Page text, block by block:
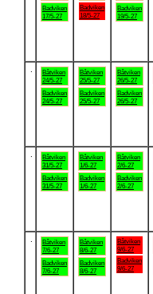
Badviken
17/5-27
Badviken
18/5-27
Badviken
19/5-27
Båtviken
24/5-27
Badviken
24/5-27
Båtviken
25/5-27
Badviken
25/5-27
Båtviken
26/5-27
Badviken
26/5-27
Båtviken
31/5-27
Badviken
31/5-27
Båtviken
1/6-27
Badviken
1/6-27
Båtviken
2/6-27
Badviken
2/6-27
Båtviken
7/6-27
Badviken
7/6-27
Båtviken
8/6-27
Badviken
8/6-27
Båtviken
9/6-27
Badviken
9/6-27